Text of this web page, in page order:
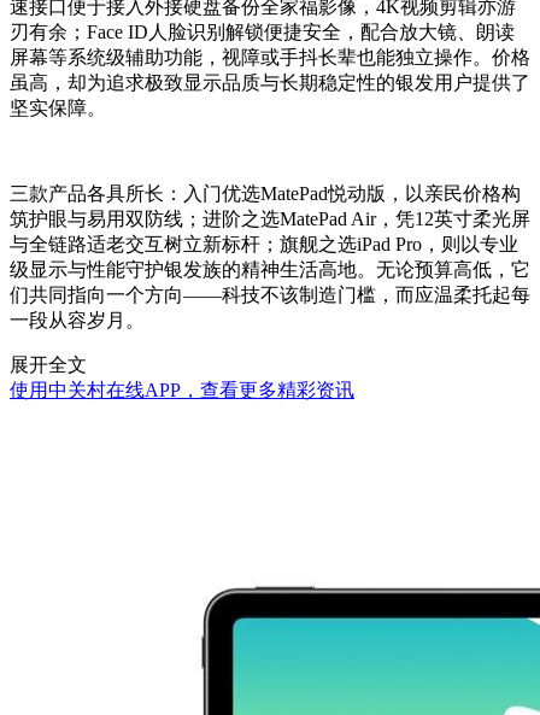
速接口便于接入外接硬盘备份全家福影像，4K视频剪辑亦游
刃有余；Face ID人脸识别解锁便捷安全，配合放大镜、朗读
屏幕等系统级辅助功能，视障或手抖长辈也能独立操作。价格
虽高，却为追求极致显示品质与长期稳定性的银发用户提供了
坚实保障。
三款产品各具所长：入门优选MatePad悦动版，以亲民价格构
筑护眼与易用双防线；进阶之选MatePad Air，凭12英寸柔光屏
与全链路适老交互树立新标杆；旗舰之选iPad Pro，则以专业
级显示与性能守护银发族的精神生活高地。无论预算高低，它
们共同指向一个方向——科技不该制造门槛，而应温柔托起每
一段从容岁月。
展开全文
使用中关村在线APP，查看更多精彩资讯